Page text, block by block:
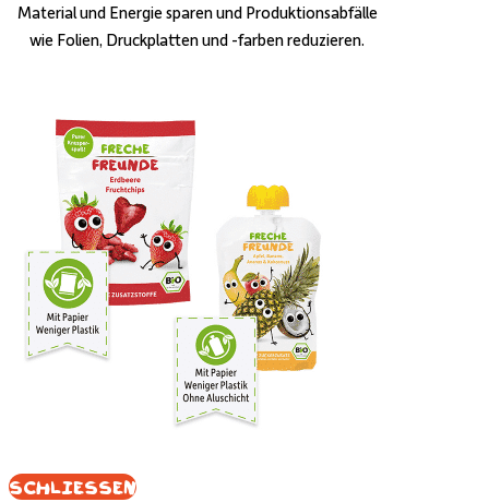
Material und Energie sparen und Produktionsabfälle
wie Folien, Druckplatten und -farben reduzieren.
Schliessen